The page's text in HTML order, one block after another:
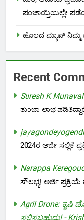
ಪಂಚಾಯ್ತಿಯಲ್ಲೇ
ಹೊಲದ ಮ್ಯಾಪ್ ನಿಮ್ಮ
Recent
Suresh K
ತುಂಬಾ ಲಾಭ
2024ರ ಅರ್ಜಿ ಸಲ್ಲಿಕೆ
Narappa
ಸೌಲಭ್ಯ! ಅರ್ಜಿ
Agril Drone:
ಸಲ್ಲಿಸಬಹುದು! -